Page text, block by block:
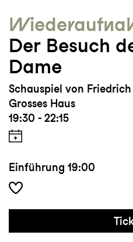
Besuch der alten
www.wurst.ch/fleck
Der Besuch
Dame
Schauspiel von
Grosses Haus
19:30 - 22:15
Einführung 19:00